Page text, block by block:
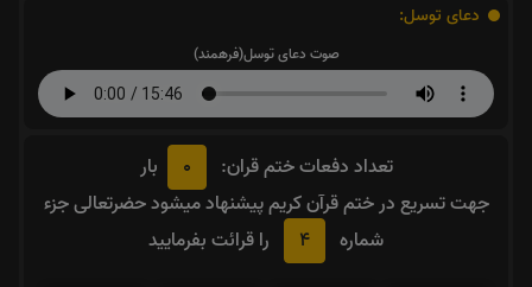
دعای توسل:
صوت دعای توسل(فرهمند)
تعداد دفعات ختم قران: 0
بار
جهت تسریع در ختم قرآن کریم پیشنهاد میشود حضرتعالی جزء
شماره
4 را قرائت بفرمایید